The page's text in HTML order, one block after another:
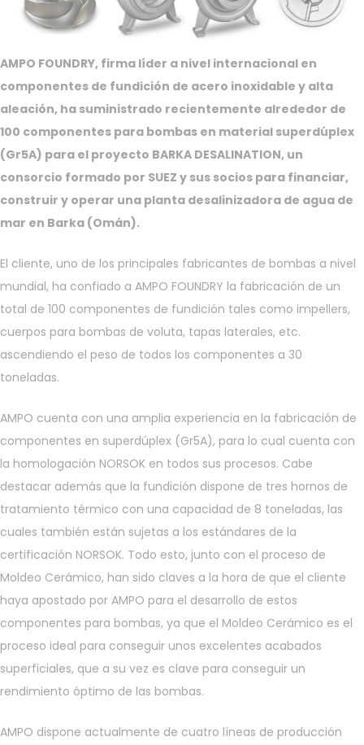
AMPO FOUNDRY, firma líder a nivel internacional en
componentes de fundición de acero inoxidable y alta
aleación, ha suministrado recientemente alrededor de
100 componentes para bombas en material superdúplex
(Gr5A) para el proyecto BARKA DESALINATION, un
consorcio formado por SUEZ y sus socios para financiar,
construir y operar una planta desalinizadora de agua de
mar en Barka (Omán).
El cliente, uno de los principales fabricantes de bombas a nivel
mundial, ha confiado a AMPO FOUNDRY la fabricación de un
total de 100 componentes de fundición tales como impellers,
cuerpos para bombas de voluta, tapas laterales, etc.
ascendiendo el peso de todos los componentes a 30
toneladas.
AMPO cuenta con una amplia experiencia en la fabricación de
componentes en superdúplex (Gr5A), para lo cual cuenta con
la homologación NORSOK en todos sus procesos. Cabe
destacar además que la fundición dispone de tres hornos de
tratamiento térmico con una capacidad de 8 toneladas, las
cuales también están sujetas a los estándares de la
certificación NORSOK. Todo esto, junto con el proceso de
Moldeo Cerámico, han sido claves a la hora de que el cliente
haya apostado por AMPO para el desarrollo de estos
componentes para bombas, ya que el Moldeo Cerámico es el
proceso ideal para conseguir unos excelentes acabados
superficiales, que a su vez es clave para conseguir un
rendimiento óptimo de las bombas.
AMPO dispone actualmente de cuatro líneas de producción